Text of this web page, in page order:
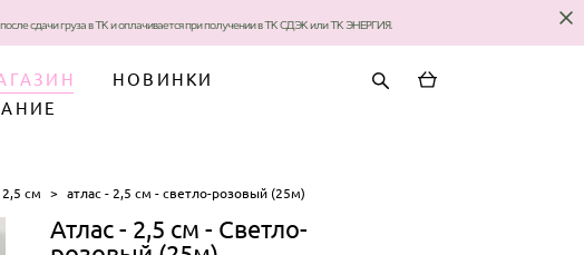
сдачи груза в ТК и оплачивается при получении в ТК СДЭК или ТК ЭНЕРГИЯ.
НОВИНКИ
2,5 см > атлас - 2,5 см - светло-розовый (25м)
Атлас - 2,5 см - Светло-